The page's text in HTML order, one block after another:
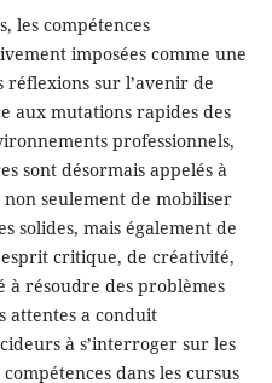
les compétences
imposées comme une
réflexions sur l’avenir de
aux mutations rapides des
professionnels,
sont désormais appelés à
seulement de mobiliser
solides, mais également de
critique, de créativité,
à résoudre des problèmes
attentes a conduit
à s’interroger sur les
dans les cursus